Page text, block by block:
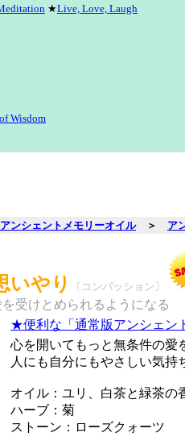
★Live, Love, Laugh
Wisdom
アンシェントメモリーオイル＞ ア
いやり 〔コンパッション〕
受けとめられるようになる
★便利な「通常版アンシェン
心を開いてもっと無条件の愛
人にも自分にもやさしい気持
オイル：ユリ、白茶と緑茶の
ハーブ：菊
ストーン：ローズクォーツ